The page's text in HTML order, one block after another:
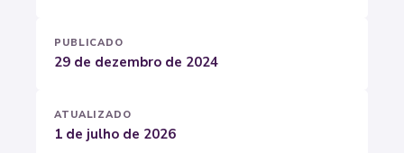
PUBLICADO
29 de dezembro de 2024
ATUALIZADO
1 de julho de 2026